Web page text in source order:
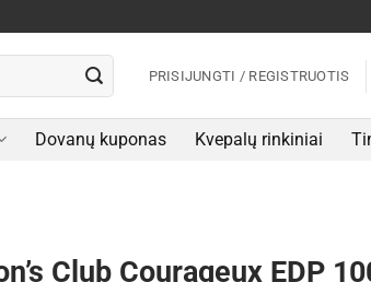
PRISIJUNGTI / REGISTRUOTIS
Dovanų kuponas Kvepalų rinkiniai
Club Courageux EDP